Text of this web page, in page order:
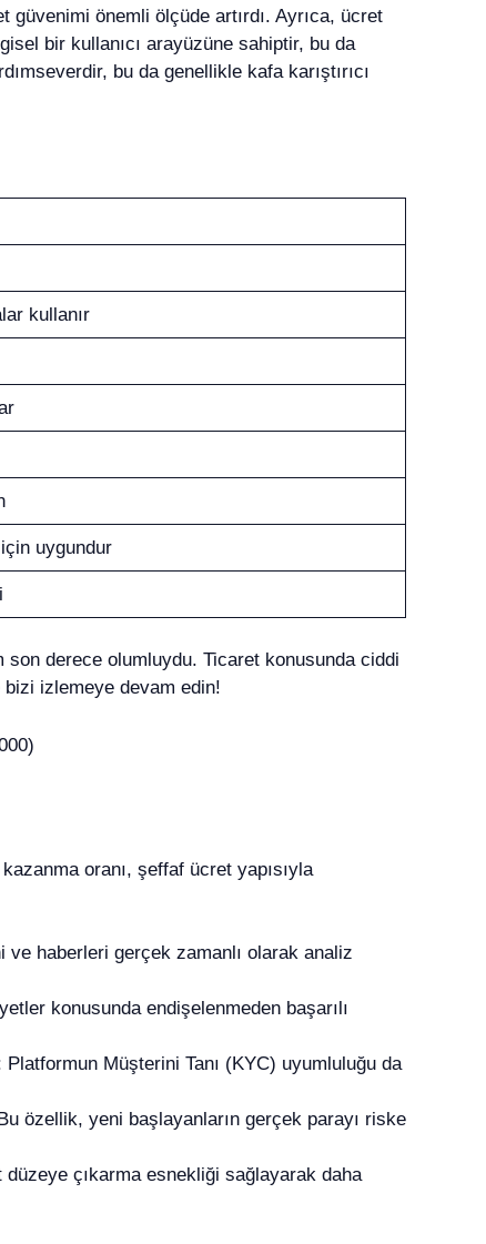
önemli ölçüde artırdı. Ayrıca, ücret
bir kullanıcı arayüzüne sahiptir, bu da
bu da genellikle kafa karıştırıcı
kullanır
uygundur
derece olumluydu. Ticaret konusunda ciddi
izlemeye devam edin!
oranı, şeffaf ücret yapısıyla
haberleri gerçek zamanlı olarak analiz
konusunda endişelenmeden başarılı
Platformun Müşterini Tanı (KYC) uyumluluğu da
özellik, yeni başlayanların gerçek parayı riske
düzeye çıkarma esnekliği sağlayarak daha